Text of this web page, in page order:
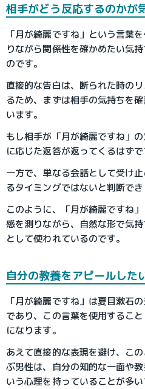
相手がどう反応するのかが
「月が綺麗ですね」という言葉
りながら関係性を確かめたい気
のです。
直接的な告白は、断られた時の
るため、まずは相手の気持ちを
います。
もし相手が「月が綺麗ですね」
に応じた返答が返ってくるはずで
一方で、単なる会話として受け
るタイミングではないと判断でき
このように、「月が綺麗ですね
感を測りながら、自然な形で気
として使われているのです。
自分の教養をアピールした
「月が綺麗ですね」は夏目漱石
であり、この言葉を使用するこ
になります。
あえて直接的な表現を避け、こ
ぶ男性は、自分の知的な一面や
いう心理を持っていることが多い